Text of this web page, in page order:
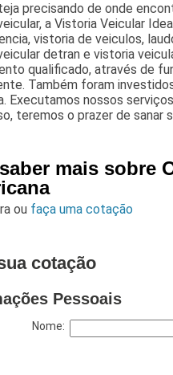
precisando de onde
a Vistoria Veicular
vistoria de veiculos,
detran e vistoria
qualificado, através de
Também foram
Executamos nossos
teremos o prazer de sanar
mais sobre
ou faça uma cotação
cotação
Pessoais
Nome: